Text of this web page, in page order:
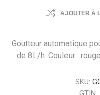
AJOUTER À
Goutteur automatique
de 8L/h. Couleur :
SKU: